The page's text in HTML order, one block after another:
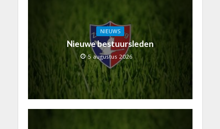
NIEUWS
Nieuwe bestuursleden
5 augustus 2026